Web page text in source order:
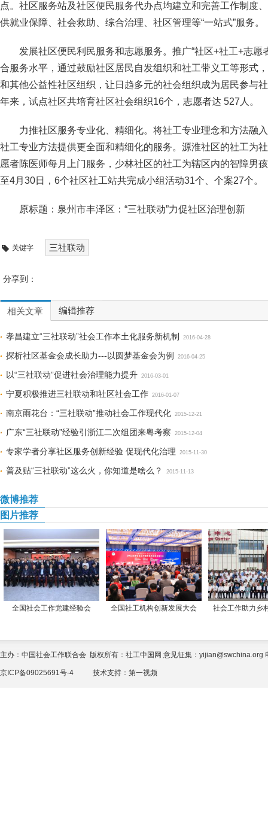
点。社区服务站及社区便民服务代办点均建立和完善工作制度
供就业保障、社会救助、综合治理、社区管理等“一站式”服务。
发展社区便民利民服务和志愿服务。推广“社区+社工+志愿
合服务水平，通过鼓励社区居民自发组织和社工带义工等形式
和其他公益性社区组织，让日趋多元的社会组织成为居民参与
年来，试点社区共培育社区社会组织16个，志愿者达 527人。
力推社区服务专业化、精细化。将社工专业理念和方法融
社工专业方法提供更全面和精细化的服务。源淮社区的社工为
愿者陈医师每月上门服务，少林社区的社工为辖区内的智障男
至4月30日，6个社区社工站共完成小组活动31个、个案27个。
原标题：泉州市丰泽区：“三社联动”力促社区治理创新
关键字 三社联动
分享到：
相关文章 编辑推荐
孝昌建立“三社联动”社会工作本土化服务新机制 2016-04-28
探析社区基金会成长助力---以圆梦基金会为例 2016-04-25
以“三社联动”促进社会治理能力提升 2016-03-01
宁夏积极推进三社联动和社区社会工作 2016-01-07
南京雨花台：“三社联动”推动社会工作现代化 2015-12-21
广东“三社联动”经验引浙江二次组团来粤考察 2015-12-04
专家学者分享社区服务创新经验 促现代化治理 2015-11-30
普及贴“三社联动”这么火，你知道是啥么？ 2015-11-13
微博推荐
图片推荐
全国社会工作党建经验会 全国社工机构创新发展大会 社会工作助力乡
主办：中国社会工作联合会 版权所有：社工中国网 意见征集：yijian@swchina.org
京ICP备09025691号-4 技术支持： 第一视频